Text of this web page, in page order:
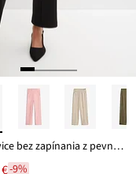
Nohavice bez zapínania z pevnej kvality Interlock
-9%